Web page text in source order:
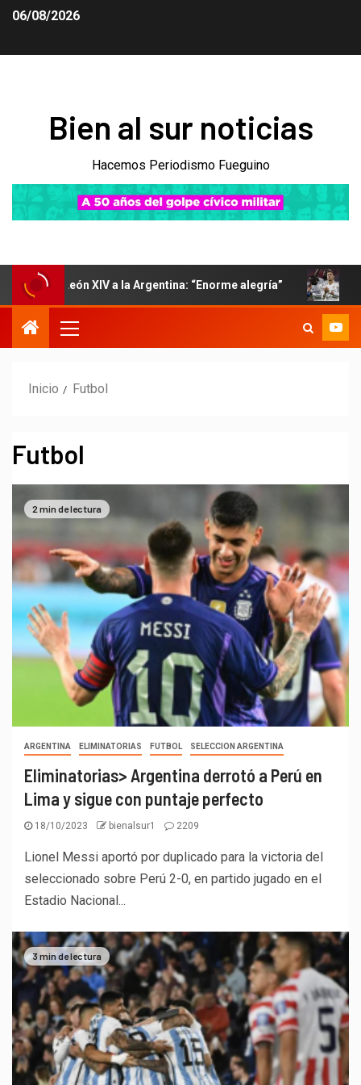
06/08/2026
Bien al sur noticias
Hacemos Periodismo Fueguino
XIV a la Argentina: “Enorme alegría”
Inicio Futbol
Futbol
2 min de lectura
ARGENTINA ELIMINATORIAS FUTBOL SELECCION ARGENTINA
Eliminatorias> Argentina derrotó a Perú en
Lima y sigue con puntaje perfecto
18/10/2023 bienalsur1 2209
Lionel Messi aportó por duplicado para la victoria del
seleccionado sobre Perú 2-0, en partido jugado en el
Estadio Nacional...
3 min de lectura